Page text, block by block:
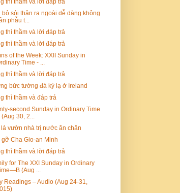
bỏ sỏi thận ra ngoài dễ dàng không
phẫu t...
thì thầm và lời đáp trả
thì thầm và lời đáp trả
of the Week: XXII Sunday in
Time - ...
thì thầm và lời đáp trả
bức tường đá kỳ lạ ở Ireland
thì thầm và đáp trả
second Sunday in Ordinary Time
(Aug 30, 2...
lá vườn nhà trị nước ăn chân
gỡ Cha Gio-an Minh
thì thầm và lời đáp trả
for The XXI Sunday in Ordinary
(Aug ...
Readings – Audio (Aug 24-31,